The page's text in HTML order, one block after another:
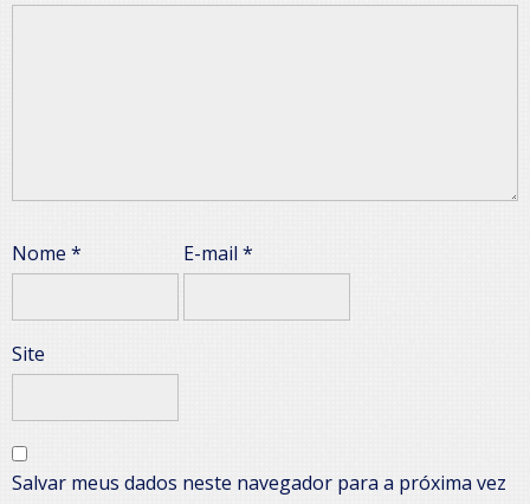
Nome * E-mail *
Site
Salvar meus dados neste navegador para a próxima vez